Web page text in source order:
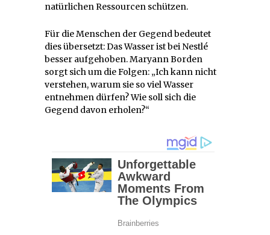
natürlichen Ressourcen schützen.
Für die Menschen der Gegend bedeutet
dies übersetzt: Das Wasser ist bei Nestlé
besser aufgehoben. Maryann Borden
sorgt sich um die Folgen: „Ich kann nicht
verstehen, warum sie so viel Wasser
entnehmen dürfen? Wie soll sich die
Gegend davon erholen?“